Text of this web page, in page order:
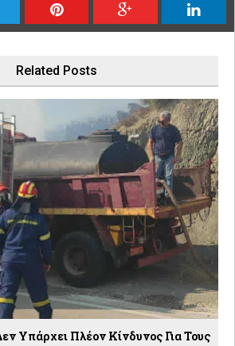
Related Posts
Υπάρχει Πλέον Κίνδυνος Για Τους